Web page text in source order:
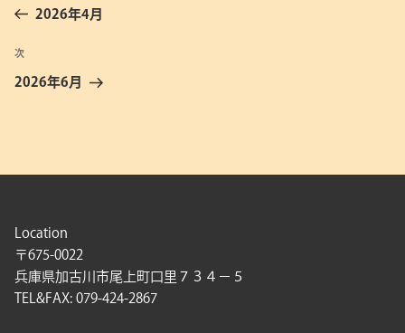
ビ
ゲ
ン
の
稿
2026年4月
次
の
次
2026年6月
Location
〒675-0022
兵庫県加古川市尾上町口里７３４－５
TEL&FAX: 079-424-2867